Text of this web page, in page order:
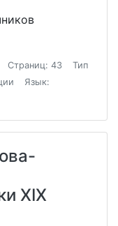
Страниц: 43
Тип
Язык:
XIX